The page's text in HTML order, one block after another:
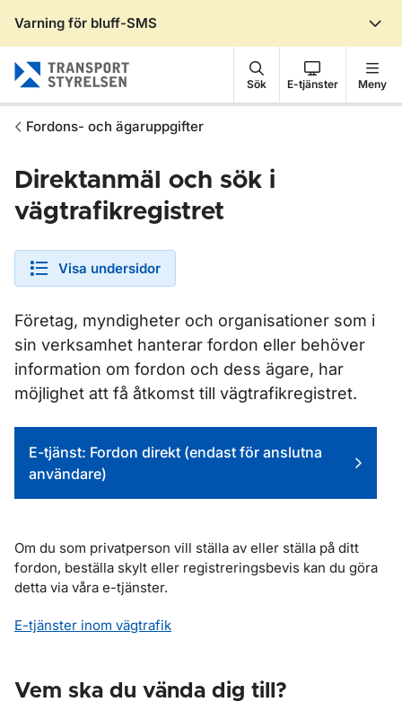
Varning för bluff-SMS
Sök E-tjänster Meny
Fordons- och ägaruppgifter
Direktanmäl och sök i
vägtrafikregistret
Visa undersidor
Företag, myndigheter och organisationer som i
sin verksamhet hanterar fordon eller behöver
information om fordon och dess ägare, har
möjlighet att få åtkomst till vägtrafikregistret.
E-tjänst: Fordon direkt (endast för anslutna
användare)
Om du som privatperson vill ställa av eller ställa på ditt
fordon, beställa skylt eller registreringsbevis kan du göra
detta via våra e-tjänster.
E-tjänster inom vägtrafik
Vem ska du vända dig till?